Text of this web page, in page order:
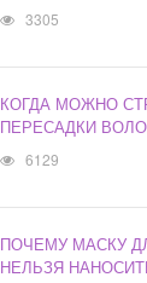
3305
КОГДА МОЖНО
ПЕРЕСАДКИ
6129
ПОЧЕМУ МАСКУ
НЕЛЬЗЯ